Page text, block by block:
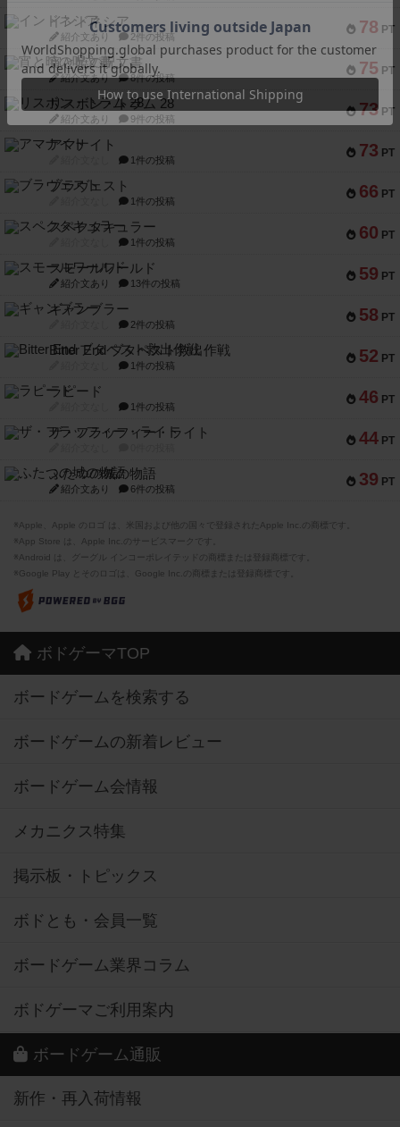
78 PT
インドネシア
紹介文あり 2件の投稿
75 PT
宵と暁の呪文書
紹介文あり 8件の投稿
73 PT
リスボン・トラム 28
紹介文あり 9件の投稿
73 PT
アマナイト
1件の投稿
66 PT
ブラヴェスト
1件の投稿
60 PT
スペクタキュラー
1件の投稿
59 PT
スモールワールド
紹介文あり 13件の投稿
58 PT
ギャンブラー
2件の投稿
52 PT
Bitter End ブタペスト救出作戦
1件の投稿
46 PT
ラピード
1件の投稿
44 PT
ザ・フラッフィー・ライト
39 PT
ふたつの城の物語
紹介文あり 6件の投稿
※Apple、Apple のロゴ は、米国および他の国々で登録されたApple Inc.の商標です。
※App Store は、Apple Inc.のサービスマークです。
※Android は、グーグル インコーポレイテッドの商標または登録商標です。
※Google Play とそのロゴは、Google Inc.の商標または登録商標です。
ボドゲーマTOP
ボードゲームを検索する
ボードゲームの新着レビュー
ボードゲーム会情報
メカニクス特集
掲示板・トピックス
ボドとも・会員一覧
ボードゲーム業界コラム
ボドゲーマご利用案内
ボードゲーム通販
新作・再入荷情報